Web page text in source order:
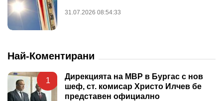
31.07.2026 08:54:33
Най-Коментирани
1
Дирекцията на МВР в Бургас с нов
шеф, ст. комисар Христо Илчев бе
представен официално